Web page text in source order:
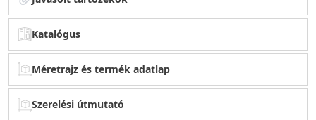
Katalógus
Méretrajz és termék adatlap
Szerelési útmutató